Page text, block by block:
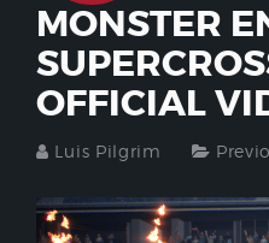
MONSTER
OFFICIAL
Luis Pilgrim Previo